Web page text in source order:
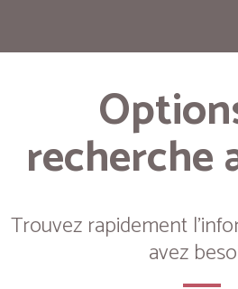
recherche
Trouvez rapidement
avez